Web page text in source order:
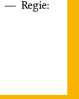
Regie: